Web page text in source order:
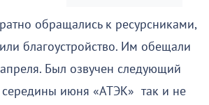
обращались к ресурсниками,
благоустройство. Им обещали
Был озвучен следующий
июня «АТЭК» так и не